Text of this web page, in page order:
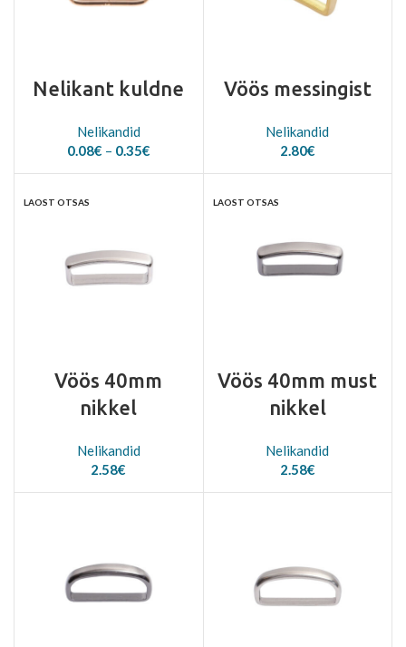
Nelikant kuldne
Nelikandid
0.08€ – 0.35€Price
Vöös messingist
Nelikandid
2.80€
LAOST OTSAS
Vöös 40mm
nikkel
Nelikandid
2.58€
LAOST OTSAS
Vöös 40mm must
nikkel
Nelikandid
2.58€